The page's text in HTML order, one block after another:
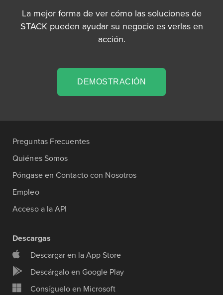
La mejor forma de ver cómo las soluciones de
STACK pueden ayudar su negocio es verlas en
acción.
DEMOSTRACIÓN
Preguntas Frecuentes
Quiénes Somos
Póngase en Contacto con Nosotros
Empleo
Acceso a la API
Descargas
Descargar en la App Store
Descárgalo en Google Play
Consíguelo en Microsoft